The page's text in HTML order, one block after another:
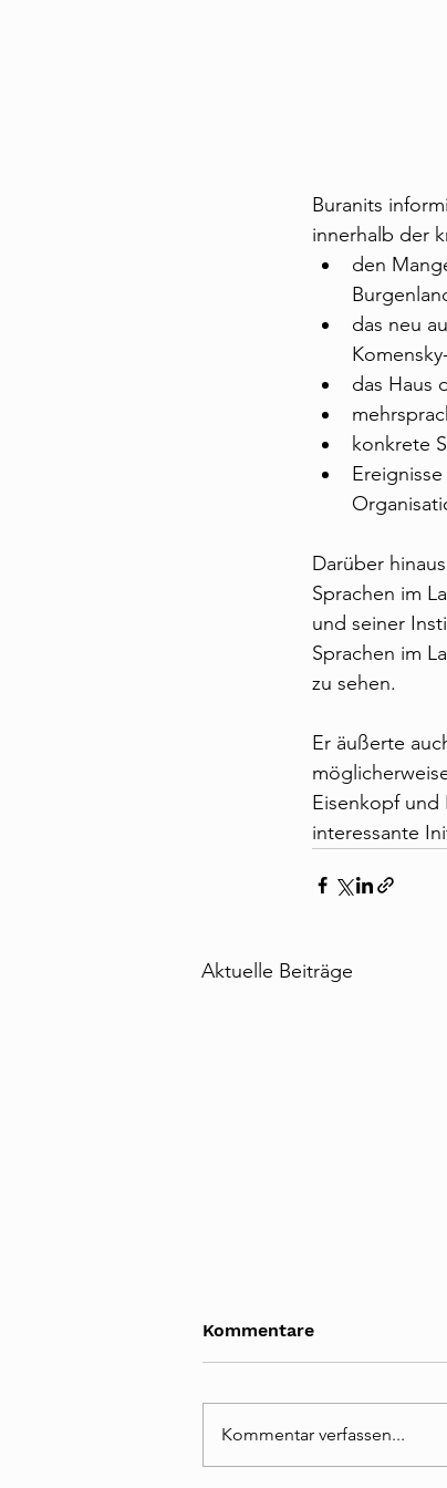
Buranits
innerhalb der
den
das neu
das Haus
konkrete
Darüber
Sprachen im
und seiner
Sprachen im
zu sehen.
Er äußerte
Eisenkopf und
interessante
Aktuelle Beiträge
Kommentare
Kommentar verfassen...